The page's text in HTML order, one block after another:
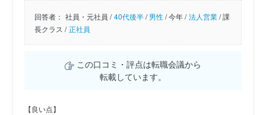
回答者： 社員・元社員 / 40代後半/男性/今年 / 法人営業/課
長クラス / 正社員
この口コミ・評点は転職会議から
転載しています。
【良い点】